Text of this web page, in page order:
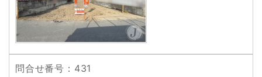
問合せ番号 ：431